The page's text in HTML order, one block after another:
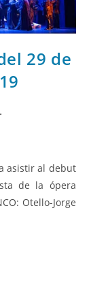
29 de
asistir al debut
de la ópera
Otello-Jorge